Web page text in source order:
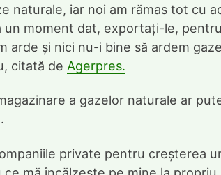
naturale, iar noi am rămas tot cu
un moment dat, exportați-le,
arde și nici nu-i bine să ardem
citată de Agerpres.
a gazelor naturale ar
private pentru creșterea